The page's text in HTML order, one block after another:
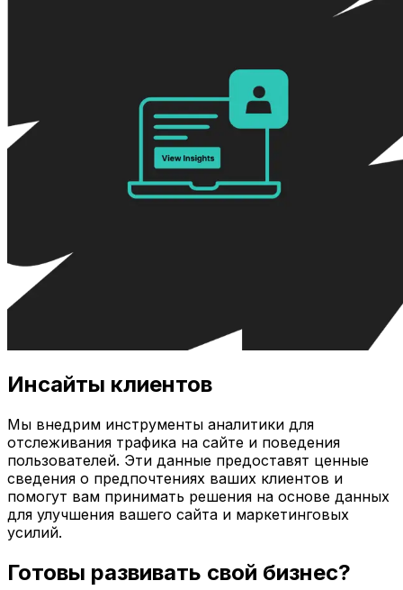
Инсайты клиентов
Мы внедрим инструменты аналитики для
отслеживания трафика на сайте и поведения
пользователей. Эти данные предоставят ценные
сведения о предпочтениях ваших клиентов и
помогут вам принимать решения на основе данных
для улучшения вашего сайта и маркетинговых
усилий.
Готовы развивать свой бизнес?